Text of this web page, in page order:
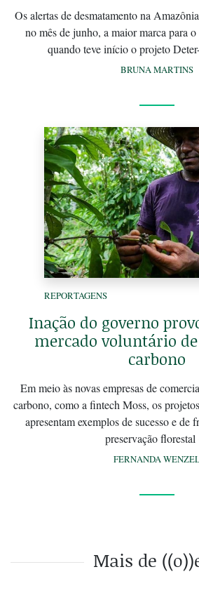
Os alertas de desmatamento na
no mês de junho, a maior marca para
quando teve início o projeto
BRUNA MARTINS
REPORTAGENS
Inação do governo
mercado voluntário
carbono
Em meio às novas empresas de
carbono, como a fintech Moss, os
apresentam exemplos de sucesso e de
preservação florestal
FERNANDA
Mais de